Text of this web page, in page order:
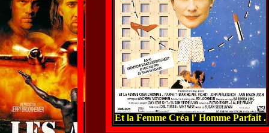
Et la Femme Créa l' Homme Parfait .